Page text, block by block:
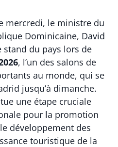
mercredi, le ministre du
Dominicaine, David
stand du pays lors de
, l’un des salons de
au monde, qui se
jusqu’à dimanche.
une étape cruciale
pour la promotion
développement des
touristique de la